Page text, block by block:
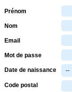
Prénom
Nom
Email
Mot de passe
Date de naissance
Code postal
€
6 bons
20,00 €
5 bons
4 bons
0,10
3 bons
0,02